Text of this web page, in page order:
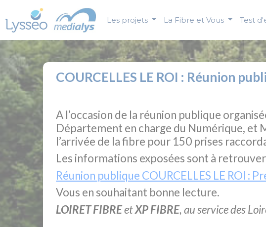
Les projets La Fibre et Vous Test
COURCELLES LE ROI : Réunion
A l’occasion de la réunion publique
Département en charge du Numérique, et
l’arrivée de la fibre pour 150 prises
Les informations exposées sont à
Réunion publique COURCELLES LE ROI :
Vous en souhaitant bonne lecture.
LOIRET FIBREetXP FIBRE, au service des
Panneau de gestion des cookies